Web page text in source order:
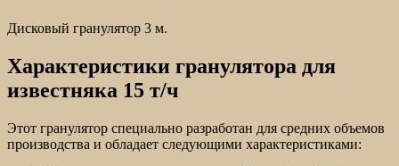
Дисковый гранулятор 3 м.
Характеристики гранулятора для
известняка 15 т/ч
Этот гранулятор специально разработан для средних объемов
производства и обладает следующими характеристиками: